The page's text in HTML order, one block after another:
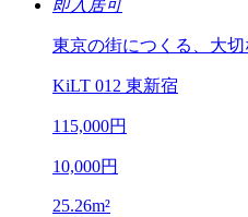
即入居可
東京の街につくる、大切
KiLT 012 東新宿
115,000円
10,000円
25.26m²